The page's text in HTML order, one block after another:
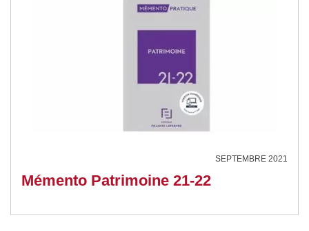
SEPTEMBRE 2021
Mémento Patrimoine 21-22